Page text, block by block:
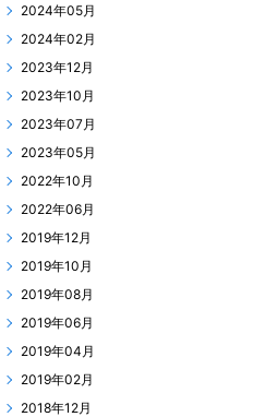
2024年05月
2024年02月
2023年12月
2023年10月
2023年07月
2023年05月
2022年10月
2022年06月
2019年12月
2019年10月
2019年08月
2019年06月
2019年04月
2019年02月
2018年12月